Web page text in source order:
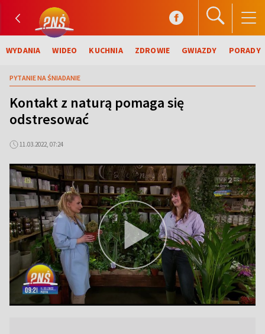
WYDANIA WIDEO KUCHNIA ZDROWIE GWIAZDY PORADY
PYTANIE NA ŚNIADANIE
Kontakt z naturą pomaga się
odstresować
11.03.2022, 07:24